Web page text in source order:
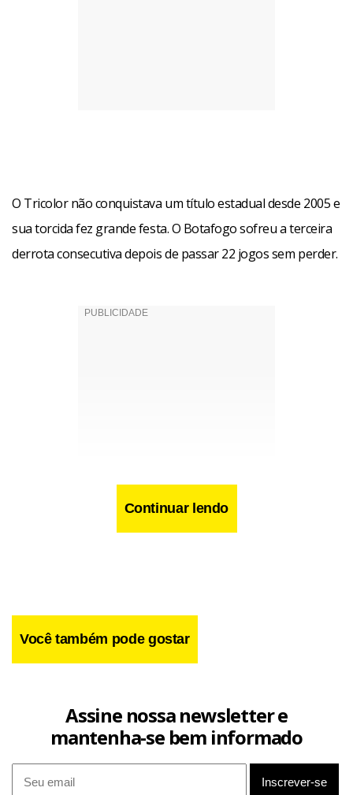
O Tricolor não conquistava um título estadual desde 2005 e
sua torcida fez grande festa. O Botafogo sofreu a terceira
derrota consecutiva depois de passar 22 jogos sem perder.
A 31ª conquista regional da equipe tricolor foi merecida
desfalcado de Fred e perdendo Deco na metade da primeira
administrar o resultado.
Continuar lendo
Você também pode gostar
Assine nossa newsletter e
mantenha-se bem informado